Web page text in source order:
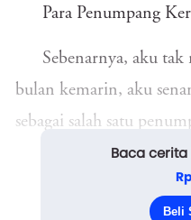
Para Penumpang
Sebenarnya, aku tak
bulan kemarin, aku
sebagai salah satu
Sepertinya energi
Baca
Beli